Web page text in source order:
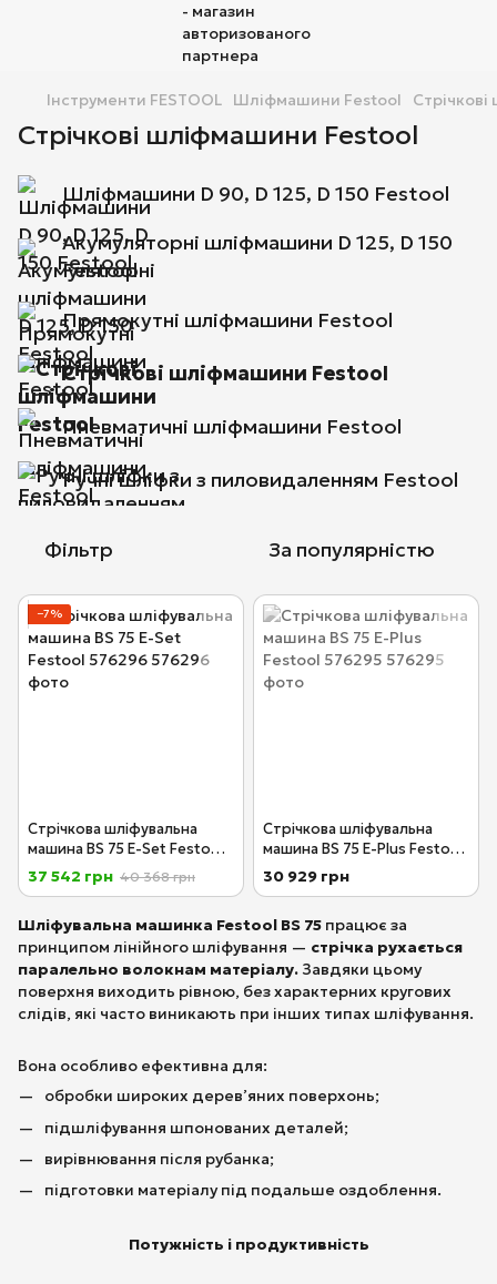
Інструменти FESTOOL Шліфмашини Festool
Cтрічкові шліфмашини Festool
Шліфмашини D 90, D 125, D 150 Festool
Акумуляторні шліфмашини D 125, D 150
Festool
Прямокутні шліфмашини Festool
Cтрічкові шліфмашини Festool
Пневматичні шліфмашини Festool
Ручні шліфки з пиловидаленням Festool
Фільтр За популярністю
−7%
Стрічкова шліфувальна
машина BS 75 E-Set Festool
576296
37 542 грн 40 368 грн
Стрічкова шліфувальна
машина BS 75 E-Plus Festool
576295
30 929 грн
Шліфувальна машинка Festool BS 75 працює за
принципом лінійного шліфування — стрічка рухається
паралельно волокнам матеріалу. Завдяки цьому
поверхня виходить рівною, без характерних кругових
слідів, які часто виникають при інших типах шліфування.
Вона особливо ефективна для:
обробки широких дерев’яних поверхонь;
підшліфування шпонованих деталей;
вирівнювання після рубанка;
підготовки матеріалу під подальше оздоблення.
Потужність і продуктивність